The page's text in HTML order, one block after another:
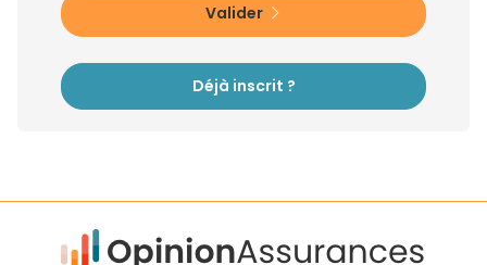
Valider
Déjà inscrit ?